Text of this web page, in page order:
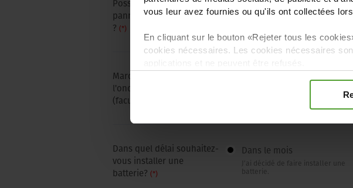
vous leur avez fournies ou qu'ils ont collectées
En cliquant sur le bouton «Rejeter tous les
cookies nécessaires. Les cookies nécessaires
Possédez-vous déjà des
panneaux photovoltaïques
? (*)
Oui Non
Marque et modèle de
l'onduleur actuel
(facultatif)
Dans quel délai souhaitez-
vous installer une
batterie? (*)
Dans le mois
J’ai décidé de faire installer une
batterie.